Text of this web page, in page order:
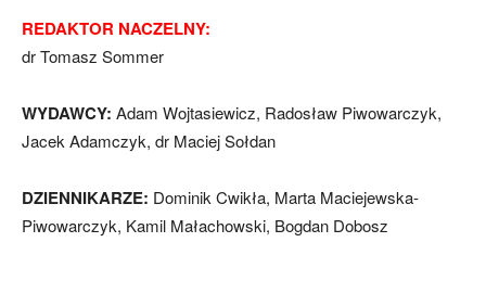
REDAKTOR NACZELNY:
dr Tomasz Sommer
WYDAWCY: Adam Wojtasiewicz, Radosław Piwowarczyk,
Jacek Adamczyk, dr Maciej Sołdan
DZIENNIKARZE: Dominik Cwikła, Marta Maciejewska-
Piwowarczyk, Kamil Małachowski, Bogdan Dobosz